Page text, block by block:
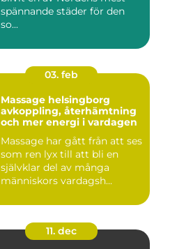
spännande städer för den
so...
03. feb
Massage helsingborg
avkoppling, återhämtning
och mer energi i vardagen
Massage har gått från att ses
som ren lyx till att bli en
självklar del av många
människors vardagsh...
11. dec